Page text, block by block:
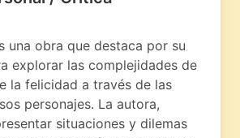
una obra que destaca por su
explorar las complejidades de
la felicidad a través de las
personajes. La autora,
situaciones y dilemas